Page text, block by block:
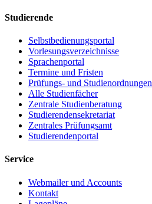
Studierende
Selbstbedienungsportal
Vorlesungsverzeichnisse
Sprachenportal
Termine und Fristen
Prüfungs- und Studienordnungen
Alle Studienfächer
Zentrale Studienberatung
Studierendensekretariat
Zentrales Prüfungsamt
Studierendenportal
Service
Webmailer und Accounts
Kontakt